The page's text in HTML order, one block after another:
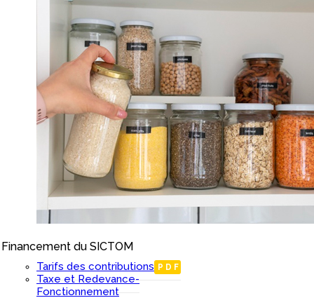
Financement du SICTOM
Tarifs des contributions PDF
Taxe et Redevance-
Fonctionnement